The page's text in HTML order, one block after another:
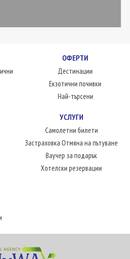
ОФЕРТИ
Дестинации
Екзотични почивки
Най-търсени
УСЛУГИ
Самолетни билети
Застраховка Отмяна на пътуване
Ваучер за подарък
Хотелски резервации